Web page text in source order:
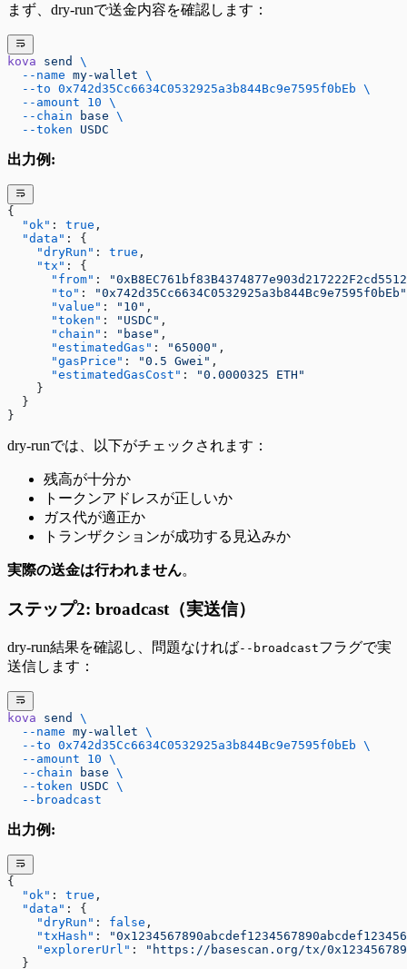
まず、dry-runで送金内容を確認します：
kova send
\
  --name
my-wallet \
  --to
0x742d35Cc6634C0532925a3b844Bc9e7595f0bEb \
  --amount
10 \
  --chain
base \
  --token
USDC
出力例:
{
  "ok"
: true ,
  "data"
: {
    "dryRun"
: true ,
    "tx"
: {
      "from"
:
      "to"
:
"0x742d35Cc6634C0532925a3b844Bc9e7595f0bEb"
      "value"
: "10" ,
      "token"
: "USDC" ,
      "chain"
: "base" ,
      "estimatedGas"
: "65000" ,
      "gasPrice"
: "0.5 Gwei" ,
      "estimatedGasCost"
:
"0.0000325 ETH"
    }
  }
}
dry-runでは、以下がチェックされます：
残高が十分か
トークンアドレスが正しいか
ガス代が適正か
トランザクションが成功する見込みか
実際の送金は行われません。
ステップ2: broadcast（実送信）
dry-run結果を確認し、問題なければ--broadcastフラグで実
送信します：
kova send
\
  --name
my-wallet \
  --to
0x742d35Cc6634C0532925a3b844Bc9e7595f0bEb \
  --amount
10 \
  --chain
base \
  --token
USDC \
  --broadcast
出力例:
{
  "ok"
: true ,
  "data"
: {
    "dryRun"
: false ,
    "txHash"
:
    "explorerUrl"
:
"https://basescan.org/tx/
  }